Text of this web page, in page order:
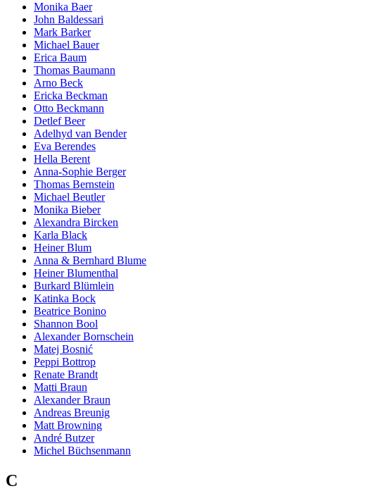
Monika Baer
John Baldessari
Mark Barker
Michael Bauer
Erica Baum
Thomas Baumann
Arno Beck
Ericka Beckman
Otto Beckmann
Detlef Beer
Adelhyd van Bender
Eva Berendes
Hella Berent
Anna-Sophie Berger
Thomas Bernstein
Michael Beutler
Monika Bieber
Alexandra Bircken
Karla Black
Heiner Blum
Anna & Bernhard Blume
Heiner Blumenthal
Burkard Blümlein
Katinka Bock
Beatrice Bonino
Shannon Bool
Alexander Bornschein
Matej Bosnić
Peppi Bottrop
Renate Brandt
Matti Braun
Alexander Braun
Andreas Breunig
Matt Browning
André Butzer
Michel Büchsenmann
C